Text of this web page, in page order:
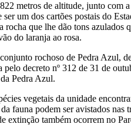
metros de altitude, junto com
ser um dos cartões postais do
rocha que lhe dão tons
do laranja ao rosa.
rochoso de Pedra Azul,
decreto nº 312 de 31 de
Pedra Azul.
vegetais da unidade
fauna podem ser avistados
extinção também ocorrem no